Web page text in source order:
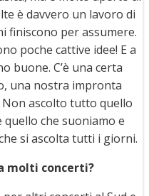
è davvero un lavoro di
finiscono per assumere.
poche cattive idee! E a
buone. C’è una certa
una nostra impronta
ascolto tutto quello
quello che suoniamo e
si ascolta tutti i giorni.
molti concerti?